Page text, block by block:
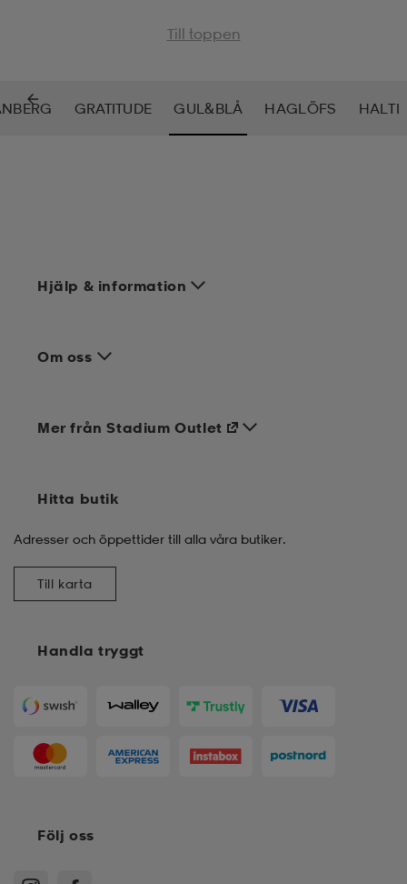
Till toppen
GRATITUDE GUL&BLÅ HAGLÖFS HALTI
Hjälp & information
Om oss
Handla tryggt
Mer från Stadium Outlet
Hitta butik
Adresser och öppettider till alla våra butiker.
Till karta
Följ oss